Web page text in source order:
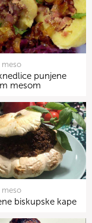
meso
punjene
mesom
meso
biskupske kape